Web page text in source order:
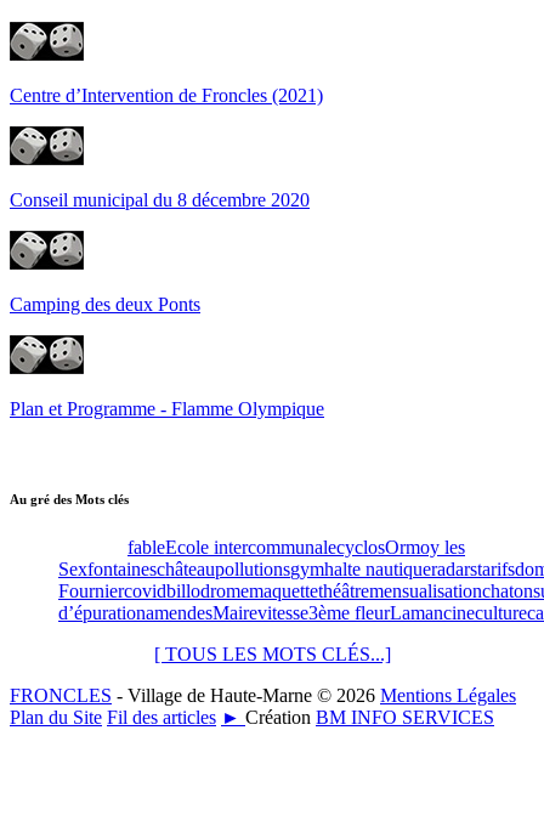
Centre d’Intervention de Froncles (2021)
Conseil municipal du 8 décembre 2020
Camping des deux Ponts
Plan et Programme - Flamme Olympique
Au gré des Mots clés
fableEcole intercommunalecyclosOrmoy les
Sexfontaineschâteaupollutionsgymhalte nautiqueradarstarifs
Fourniercovidbillodromemaquettethéâtremensualisationchatons
d’épurationamendesMairevitesse3ème fleurLamancineculture
[ TOUS LES MOTS CLÉS...]
FRONCLES - Village de Haute-Marne © 2026 Mentions Légales
Plan du Site Fil des articles ► Création BM INFO SERVICES